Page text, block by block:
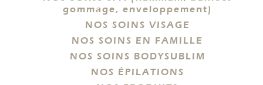
gommage, enveloppement)
NOS SOINS VISAGE
NOS SOINS EN FAMILLE
NOS SOINS BODYSUBLIM
NOS ÉPILATIONS